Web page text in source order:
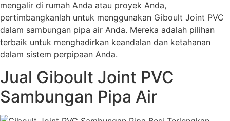
mengalir di rumah Anda atau proyek Anda,
pertimbangkanlah untuk menggunakan Giboult Joint PVC
dalam sambungan pipa air Anda. Mereka adalah pilihan
terbaik untuk menghadirkan keandalan dan ketahanan
dalam sistem perpipaan Anda.
Jual Giboult Joint PVC
Sambungan Pipa Air